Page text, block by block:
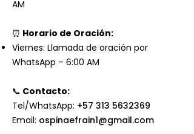
AM
⏰ Horario de Oración:
Viernes: Llamada de oración por
WhatsApp – 6:00 AM
📞 Contacto:
Tel/WhatsApp: +57 313 5632369
Email: ospinaefrain1@gmail.com